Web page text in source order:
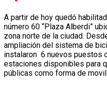
A partir de hoy quedó
número 60 “Plaza Alberdi”
zona norte de la ciudad.
ampliación del sistema de
instalaron 6 nuevos puestos
estaciones disponibles para
públicas como forma de